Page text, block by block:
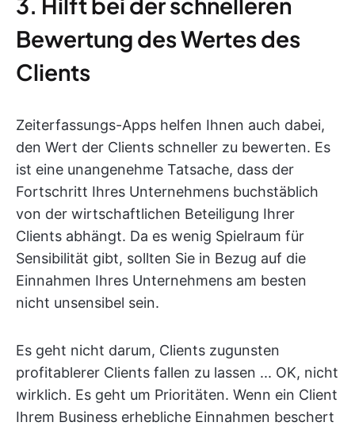
Bewertung des Wertes des
Clients
Zeiterfassungs-Apps helfen Ihnen auch dabei,
den Wert der Clients schneller zu bewerten. Es
ist eine unangenehme Tatsache, dass der
Fortschritt Ihres Unternehmens buchstäblich
von der wirtschaftlichen Beteiligung Ihrer
Clients abhängt. Da es wenig Spielraum für
Sensibilität gibt, sollten Sie in Bezug auf die
Einnahmen Ihres Unternehmens am besten
nicht unsensibel sein.
Es geht nicht darum, Clients zugunsten
profitablerer Clients fallen zu lassen ... OK, nicht
wirklich. Es geht um Prioritäten. Wenn ein Client
Ihrem Business erhebliche Einnahmen beschert